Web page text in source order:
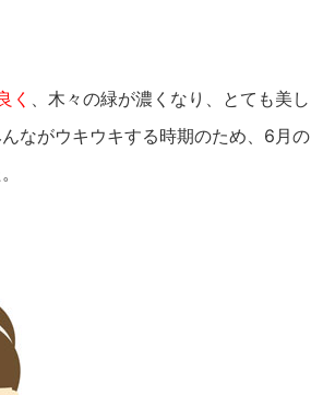
く
、木々の緑が濃くなり、とても美し
ながウキウキする時期のため、6月の